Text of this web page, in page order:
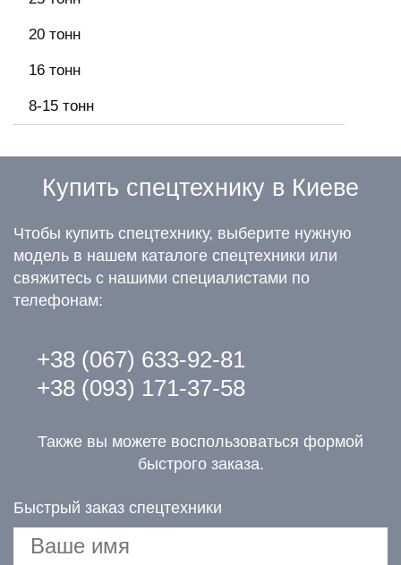
20 тонн
16 тонн
8-15 тонн
Купить спецтехнику в Киеве
Чтобы купить спецтехнику, выберите нужную
модель в нашем каталоге спецтехники или
свяжитесь с нашими специалистами по
телефонам:
+38 (067) 633-92-81
+38 (093) 171-37-58
Также вы можете воспользоваться формой
быстрого заказа.
Быстрый заказ спецтехники